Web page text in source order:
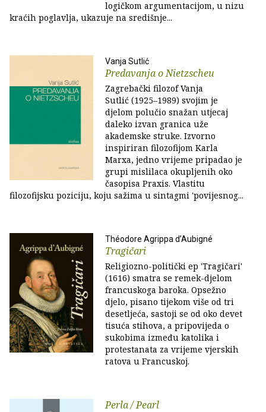
logičkom argumentacijom, u nizu
kraćih poglavlja, ukazuje na središnje...
Vanja Sutlić
Predavanja o Nietzscheu
Zagrebački filozof Vanja
Sutlić (1925–1989) svojim je
djelom polučio snažan utjecaj
daleko izvan granica uže
akademske struke. Izvorno
inspiriran filozofijom Karla
Marxa, jedno vrijeme pripadao je
grupi mislilaca okupljenih oko
časopisa Praxis. Vlastitu
filozofijsku poziciju, koju sažima u sintagmi 'povijesnog...
Théodore Agrippa d’Aubigné
Tragičari
Religiozno-politički ep 'Tragičari'
(1616) smatra se remek-djelom
francuskoga baroka. Opsežno
djelo, pisano tijekom više od tri
desetljeća, sastoji se od oko devet
tisuća stihova, a pripovijeda o
sukobima između katolika i
protestanata za vrijeme vjerskih
ratova u Francuskoj.
Perla / Pearl